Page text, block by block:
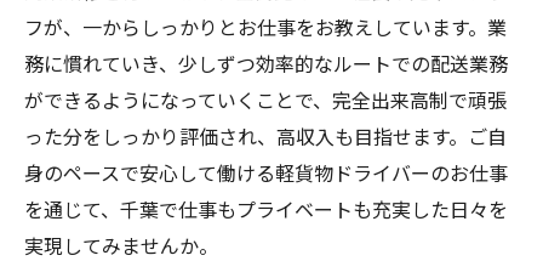
フが、一からしっかりとお仕事をお教えしています。業
務に慣れていき、少しずつ効率的なルートでの配送業務
ができるようになっていくことで、完全出来高制で頑張
った分をしっかり評価され、高収入も目指せます。ご自
身のペースで安心して働ける軽貨物ドライバーのお仕事
を通じて、千葉で仕事もプライベートも充実した日々を
実現してみませんか。